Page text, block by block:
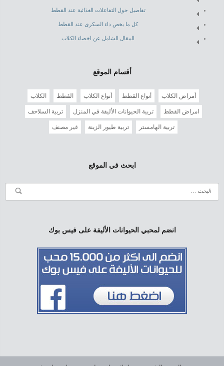
تفاصيل حول التفاعلات الغذائية عند القطط
كل ما يخص داء السكرى عند القطط
المقال الشامل عن اخصاء الكلاب
أقسام الموقع
أمراض الكلاب أنواع القطط أنواع الكلاب القطط الكلاب
امراض القطط تربية الحيوانات الأليفة في المنزل تربية السلاحف
تربية الهامستر تربية طيور الزينة غير مصنف
ابحث في الموقع
انضم لمحبي الحيوانات الأليفة على فيس بوك